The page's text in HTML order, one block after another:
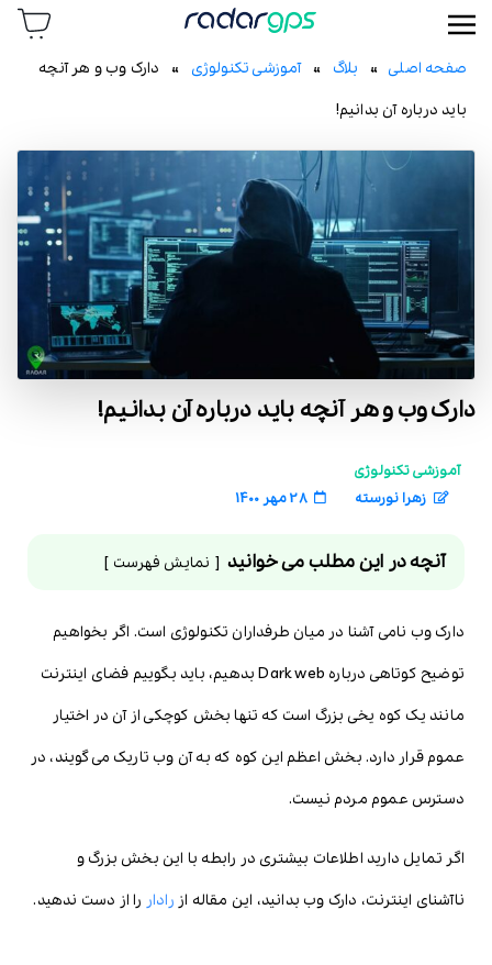
رادار جی پی اس
صفحه اصلی» بلاگ »آموزشی تکنولوژی
» دارک وب و هر آنچه
باید درباره آن بدانیم!
دارک وب و هر آنچه باید درباره آن بدانیم!
آموزشی تکنولوژی
زهرا نورسته
28 مهر 1400
آنچه در این مطلب می خوانید نمایش فهرست
دارک وب نامی آشنا در میان طرفداران تکنولوژی است. اگر بخواهیم
توضیح کوتاهی درباره Dark web بدهیم، باید بگوییم فضای اینترنت
مانند یک کوه یخی بزرگ است که تنها بخش کوچکی از آن در اختیار
عموم قرار دارد. بخش اعظم این کوه که به آن وب تاریک می‌گویند، در
دسترس عموم مردم نیست.
اگر تمایل دارید اطلاعات بیشتری در رابطه با این بخش بزرگ و
ناآشنای اینترنت، دارک وب بدانید، این مقاله از رادار را از دست ندهید.